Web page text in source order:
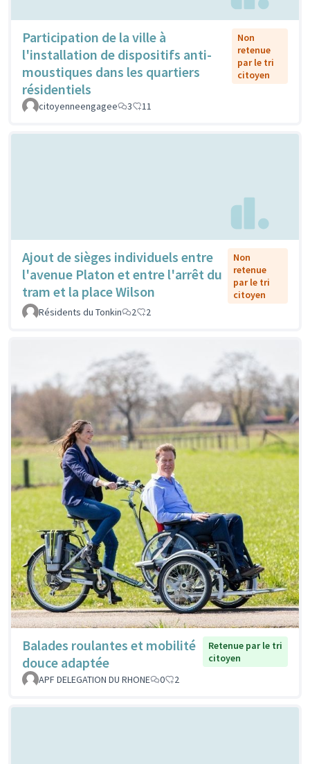
Participation de la ville à
l'installation de dispositifs anti-
moustiques dans les quartiers
résidentiels
Non
retenue
par le tri
citoyen
citoyenneengagee 3 11
Ajout de sièges individuels entre
l'avenue Platon et entre l'arrêt du
tram et la place Wilson
Non
retenue
par le tri
citoyen
Résidents du Tonkin
2 2
Balades roulantes et mobilité
douce adaptée
Retenue par le tri
citoyen
APF DELEGATION DU RHONE
0 2